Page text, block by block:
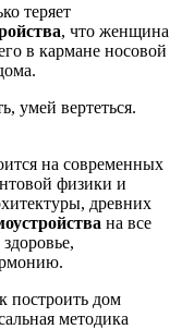
теряет
, что женщина
в кармане носовой
умей вертеться.
на современных
физики и
древних
на все
построить дом
методика